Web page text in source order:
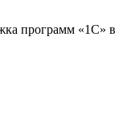
программ «1С» в